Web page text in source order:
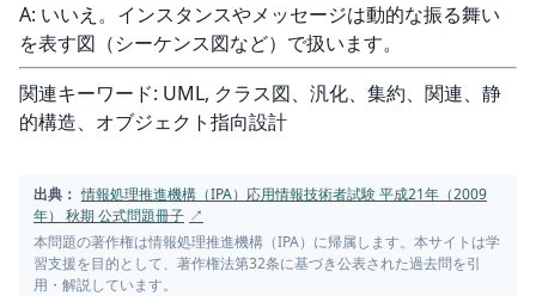
A: いいえ。インスタンスやメッセージは動的な振る舞い
を表す図（シーケンス図など）で扱います。
関連キーワード: UML, クラス図、汎化、集約、関連、静
的構造、オブジェクト指向設計
出典： 情報処理推進機構（IPA）応用情報技術者試験 平成21年（2009
年） 秋期 公式問題冊子 ↗
本問題の著作権は情報処理推進機構（IPA）に帰属します。本サイトは学
習支援を目的として、著作権法第32条に基づき公表された過去問を引
用・解説しています。